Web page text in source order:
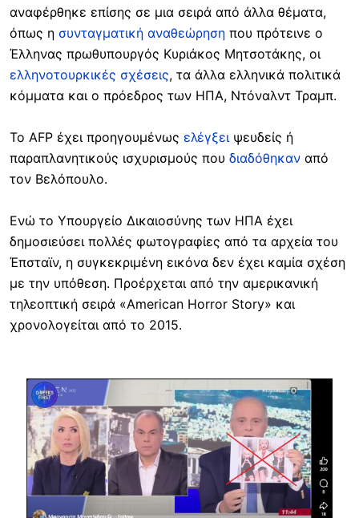
αναφέρθηκε επίσης σε μια σειρά από άλλα θέματα,
όπως η συνταγματική αναθεώρηση που πρότεινε ο
Έλληνας πρωθυπουργός Κυριάκος Μητσοτάκης, οι
ελληνοτουρκικές σχέσεις, τα άλλα ελληνικά πολιτικά
κόμματα και ο πρόεδρος των ΗΠΑ, Ντόναλντ Τραμπ.
Το AFP έχει προηγουμένως ελέγξειψευδείς ή
παραπλανητικούς ισχυρισμούς που διαδόθηκαν από
τον Βελόπουλο.
Ενώ το Υπουργείο Δικαιοσύνης των ΗΠΑ έχει
δημοσιεύσει πολλές φωτογραφίες από τα αρχεία του
Έπσταϊν, η συγκεκριμένη εικόνα δεν έχει καμία σχέση
με την υπόθεση. Προέρχεται από την αμερικανική
τηλεοπτική σειρά «American Horror Story» και
χρονολογείται από το 2015.
Image